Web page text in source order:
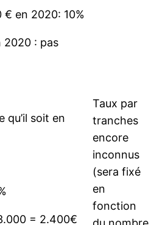
en 2020: 10%
2020 : pas
Taux par
tranches
encore
inconnus
(sera fixé
en
fonction
qu’il soit en
= 2.400€